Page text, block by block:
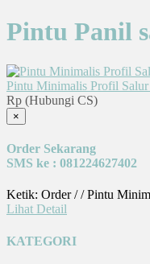
Pintu Panil
Pintu Minimalis Profil
Rp (Hubungi CS)
×
Order Sekarang
SMS ke : 081224627402
Ketik: Order / / Pintu
Lihat Detail
KATEGORI